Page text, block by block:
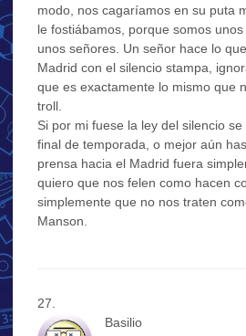
modo, nos cagaríamos en su puta
le fostiábamos, porque somos
unos señores. Un señor hace lo
Madrid con el silencio stampa,
que es exactamente lo mismo que
troll.
Si por mi fuese la ley del silencio
final de temporada, o mejor aún
prensa hacia el Madrid fuera
quiero que nos felen como hacen
simplemente que no nos traten
Manson.
Basilio